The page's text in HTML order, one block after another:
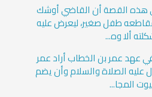
هذه القصة أن القاضي أوشك
طفل صغير، ليعرض عليه
ألا وه...
عهد عمر بن الخطاب أراد عمر
الصلاة والسلام وأن يضم
المجا...